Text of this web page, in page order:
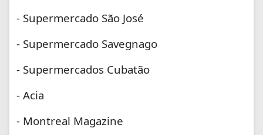
- Supermercado São José
- Supermercado Savegnago
- Supermercados Cubatão
- Acia
- Montreal Magazine